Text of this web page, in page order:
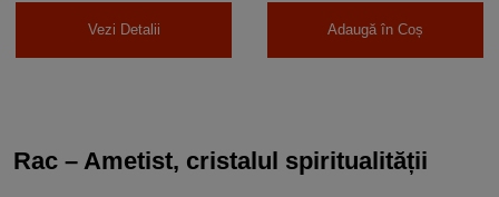
Vezi Detalii Adaugă în Coș
Rac – Ametist, cristalul spiritualității